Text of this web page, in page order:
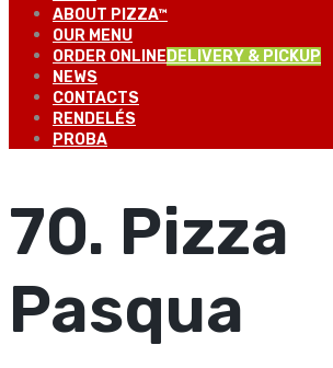
ABOUT PIZZA™
OUR MENU
ORDER ONLINE DELIVERY & PICKUP
NEWS
CONTACTS
RENDELÉS
PROBA
70. Pizza
Pasqua